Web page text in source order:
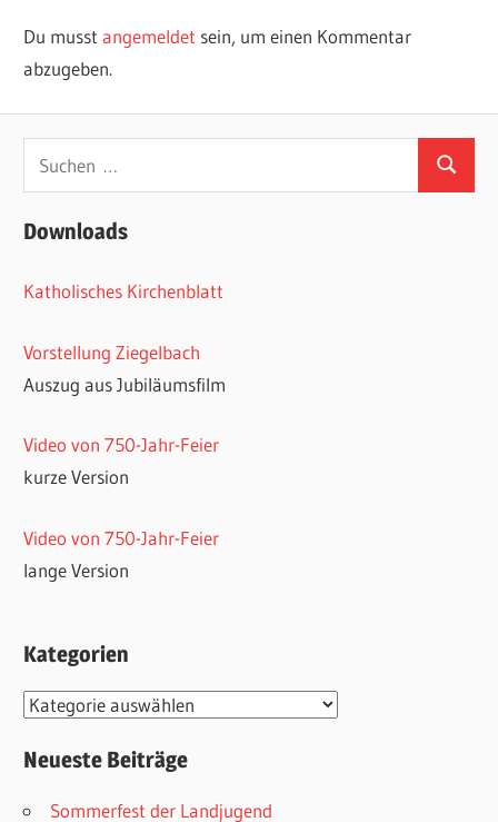
Du musstangemeldet sein, um einen Kommentar
abzugeben.
Suchen
Downloads
Katholisches Kirchenblatt
Vorstellung Ziegelbach
Auszug aus Jubiläumsfilm
Video von 750-Jahr-Feier
kurze Version
Video von 750-Jahr-Feier
lange Version
Kategorien
Kategorien
Neueste Beiträge
Sommerfest der Landjugend